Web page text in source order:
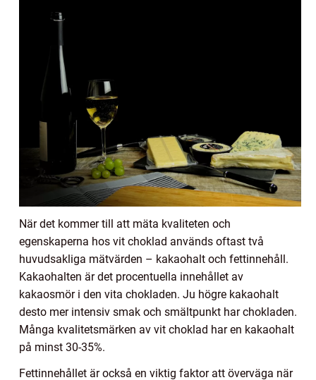
När det kommer till att mäta kvaliteten och
egenskaperna hos vit choklad används oftast två
huvudsakliga mätvärden – kakaohalt och fettinnehåll.
Kakaohalten är det procentuella innehållet av
kakaosmör i den vita chokladen. Ju högre kakaohalt
desto mer intensiv smak och smältpunkt har chokladen.
Många kvalitetsmärken av vit choklad har en kakaohalt
på minst 30-35%.
Fettinnehållet är också en viktig faktor att överväga när